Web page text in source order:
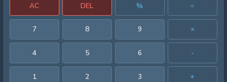
AC DEL % ÷
7 8 9 ×
4 5 6 -
1 2 3 +